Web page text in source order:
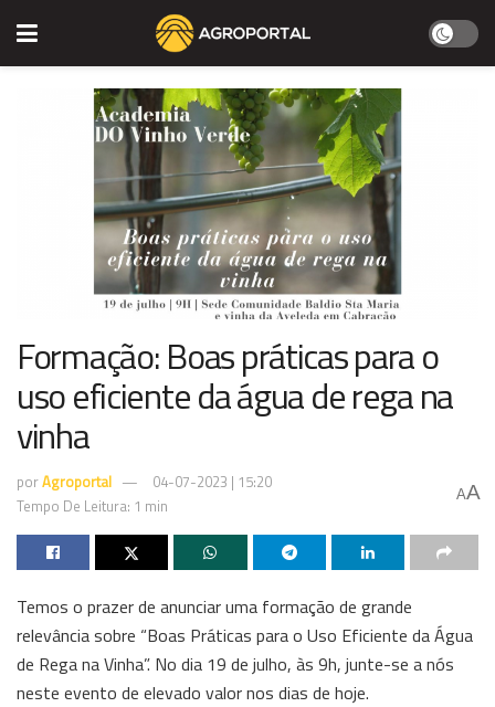
Formação: Boas práticas para o
uso eficiente da água de rega na
vinha
porAgroportal
04-07-2023 | 15:20
Tempo De Leitura: 1 min
AA
Temos o prazer de anunciar uma formação de grande
relevância sobre “Boas Práticas para o Uso Eficiente da Água
de Rega na Vinha”. No dia 19 de julho, às 9h, junte-se a nós
neste evento de elevado valor nos dias de hoje.